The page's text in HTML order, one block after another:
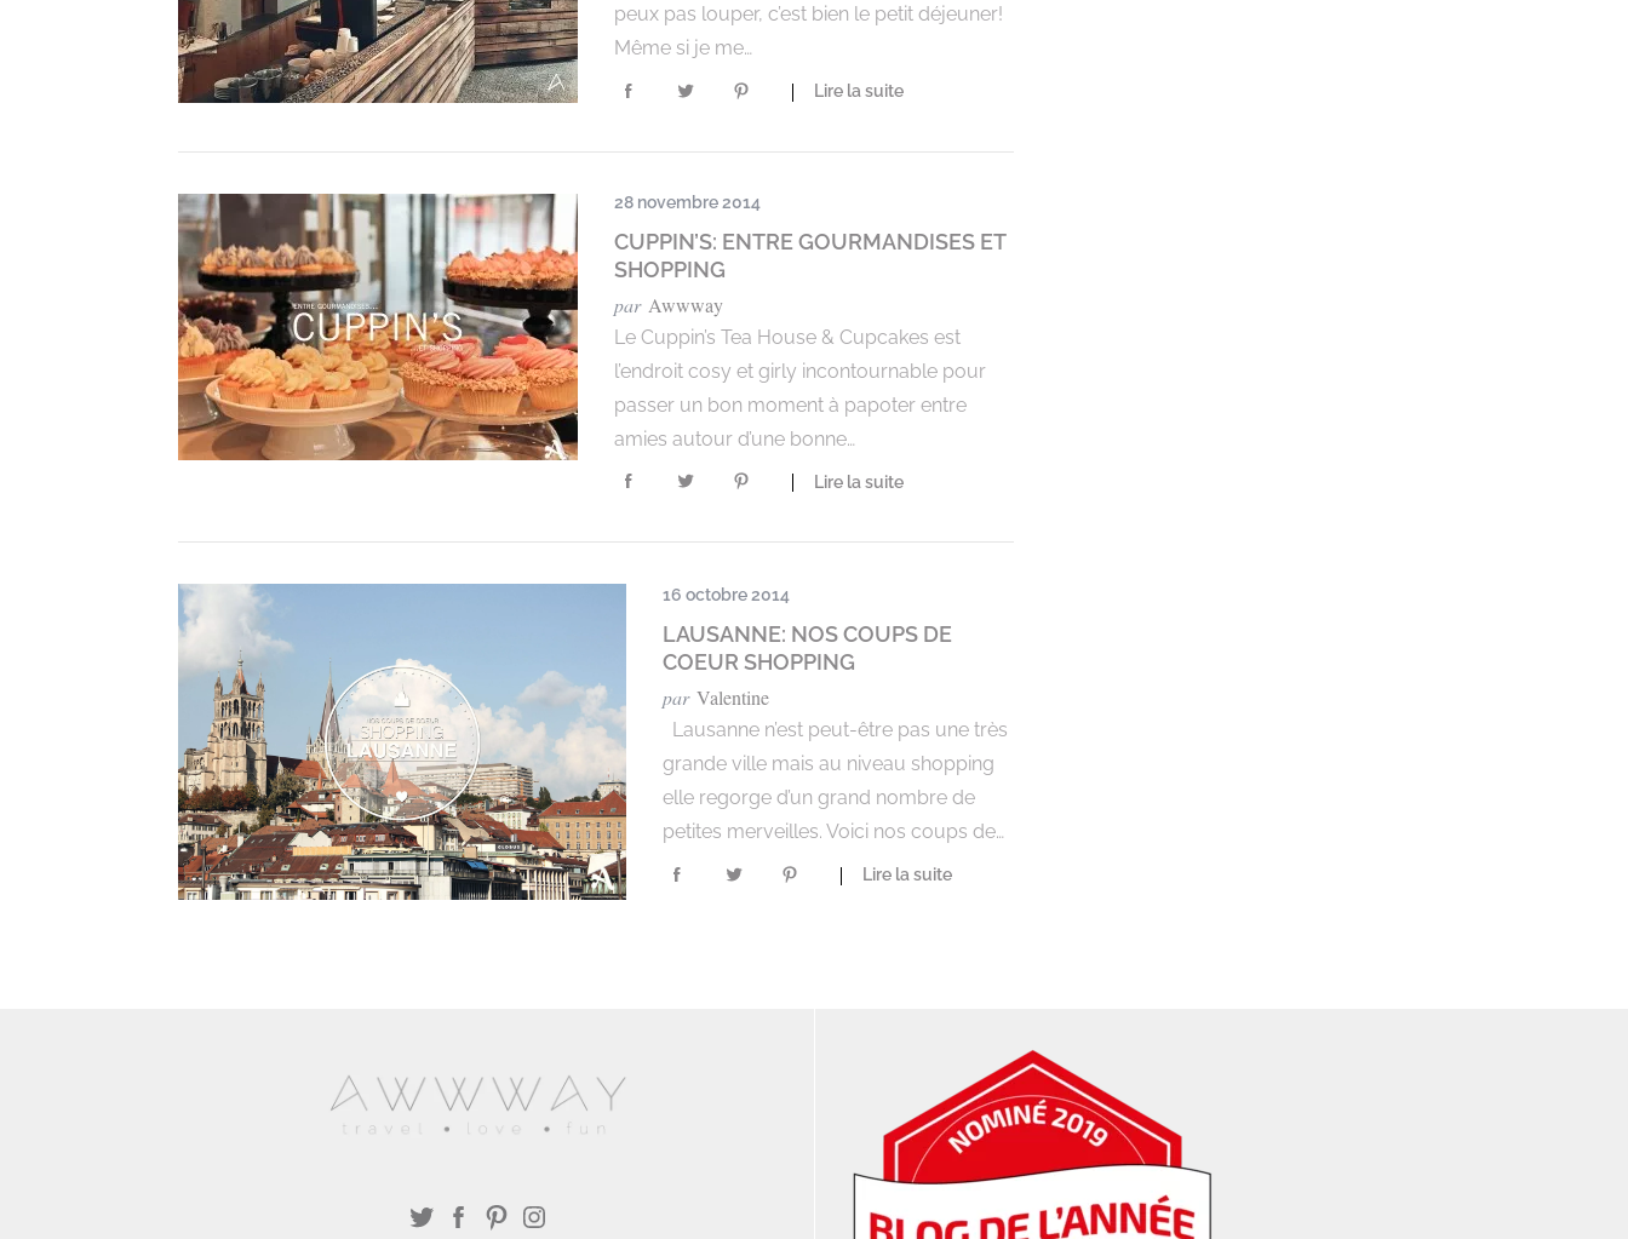
peux pas louper, c’est bien le petit déjeuner!
Même si je me…
Lire la suite
28 novembre 2014
CUPPIN’S: ENTRE GOURMANDISES ET
SHOPPING
par Awwway
Le Cuppin’s Tea House & Cupcakes est
l’endroit cosy et girly incontournable pour
passer un bon moment à papoter entre
amies autour d’une bonne…
Lire la suite
16 octobre 2014
LAUSANNE: NOS COUPS DE
COEUR SHOPPING
par Valentine
Lausanne n’est peut-être pas une très
grande ville mais au niveau shopping
elle regorge d’un grand nombre de
petites merveilles. Voici nos coups de…
Lire la suite